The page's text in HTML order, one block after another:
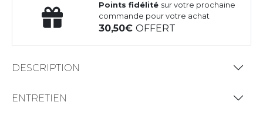
Points fidélité sur votre prochaine
commande pour votre achat
30,50OFFERT
DESCRIPTION
ENTRETIEN